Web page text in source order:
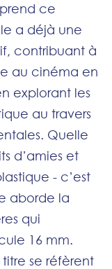
ce
a déjà une
contribuant à
au cinéma en
explorant les
au travers
Quelle
d’amies et
- c’est
aborde la
qui
16 mm.
titre se réfèrent